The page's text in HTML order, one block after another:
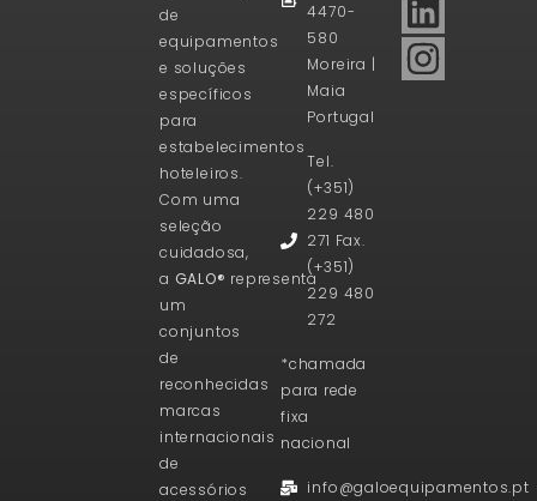
de
equipamentos
e soluções
específicos
para
estabelecimentos
hoteleiros.
Com uma
seleção
cuidadosa,
a GALO® representa
um
conjuntos
de
reconhecidas
marcas
internacionais
de
acessórios
4470-
580
Moreira |
Maia
Portugal
Tel.
(+351)
229 480
271 Fax.
(+351)
229 480
272
*chamada
para rede
fixa
nacional
info@galoequipamentos.pt